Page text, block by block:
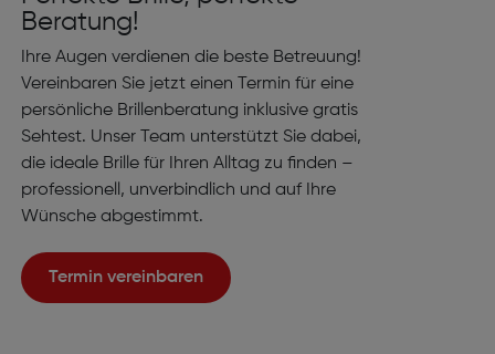
Beratung!
Ihre Augen verdienen die beste Betreuung!
Vereinbaren Sie jetzt einen Termin für eine
persönliche Brillenberatung inklusive gratis
Sehtest. Unser Team unterstützt Sie dabei,
die ideale Brille für Ihren Alltag zu finden –
professionell, unverbindlich und auf Ihre
Wünsche abgestimmt.
Termin vereinbaren